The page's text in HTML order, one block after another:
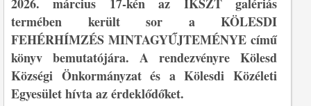
2026. március 17-kén az IKSZT galériás
termében került sor a KÖLESDI
FEHÉRHÍMZÉS MINTAGYŰJTEMÉNYE című
könyv bemutatójára. A rendezvényre Kölesd
Községi Önkormányzat és a Kölesdi Közéleti
Egyesület hívta az érdeklődőket.